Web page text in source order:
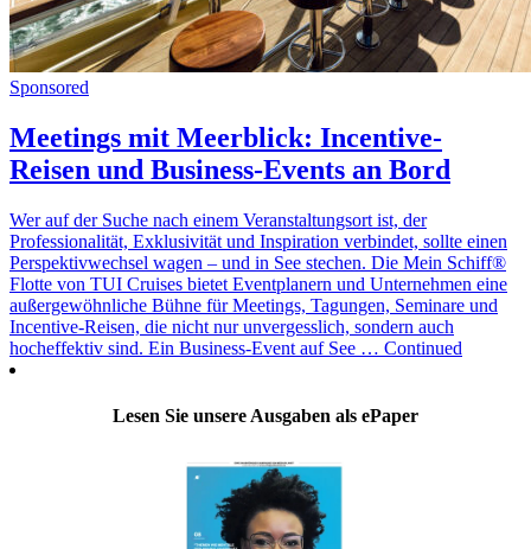
Sponsored
Meetings mit Meerblick: Incentive-
Reisen und Business-Events an Bord
Wer auf der Suche nach einem Veranstaltungsort ist, der
Professionalität, Exklusivität und Inspiration verbindet, sollte einen
Perspektivwechsel wagen – und in See stechen. Die Mein Schiff®
Flotte von TUI Cruises bietet Eventplanern und Unternehmen eine
außergewöhnliche Bühne für Meetings, Tagungen, Seminare und
Incentive-Reisen, die nicht nur unvergesslich, sondern auch
hocheffektiv sind. Ein Business-Event auf See … Continued
Lesen Sie unsere Ausgaben als ePaper